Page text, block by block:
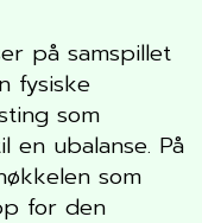
på samspillet
fysiske
som
ubalanse. På
som
for den